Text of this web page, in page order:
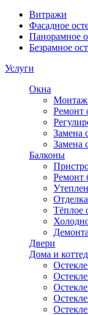
Витражи
Фасадное
Панорамное
Безрамное
Услуги
Окна
Монтаж
Ремонт
Замена
Замена
Балконы
Ремонт
Тёплое
Двери
Дома и